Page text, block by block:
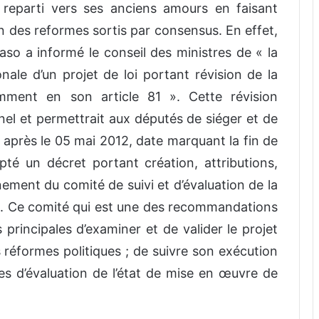
vers ses anciens amours en faisant
des reformes sortis par consensus. En effet,
a informé le conseil des ministres de « la
d’un projet de loi portant révision de la
en son article 81 ». Cette révision
et permettrait aux députés de siéger et de
le 05 mai 2012, date marquant la fin de
un décret portant création, attributions,
du comité de suivi et d’évaluation de la
comité qui est une des recommandations
d’examiner et de valider le projet
politiques ; de suivre son exécution
d’évaluation de l’état de mise en œuvre de